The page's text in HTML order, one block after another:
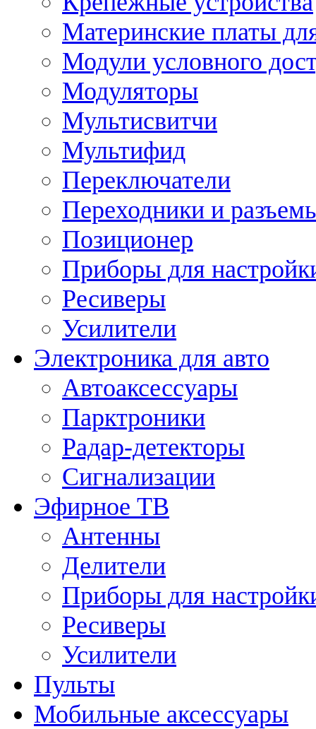
Материнские платы
Модули условного
Модуляторы
Мультисвитчи
Мультифид
Переключатели
Переходники и
Позиционер
Приборы для
Ресиверы
Усилители
Электроника для авто
Автоаксессуары
Парктроники
Радар-детекторы
Сигнализации
Эфирное ТВ
Антенны
Делители
Приборы для
Ресиверы
Усилители
Пульты
Мобильные аксессуары